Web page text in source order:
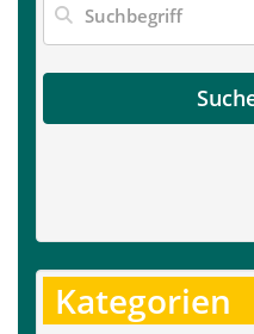
Kategorien